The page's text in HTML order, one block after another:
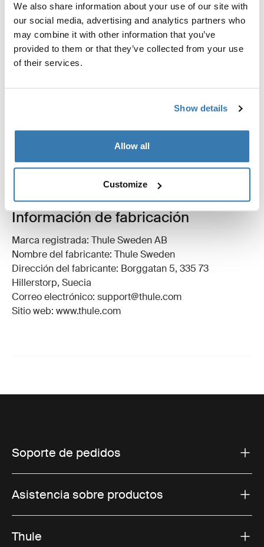
We also share information about your use of our site with
our social media, advertising and analytics partners who
may combine it with other information that you’ve
provided to them or that they’ve collected from your use
of their services.
Show details
Allow all
Customize
Mosquitera con cremallera para evitar que la suciedad
y los parásitos entren en tu tienda de campaña.
Reseñas
Información de fabricación
Marca registrada: Thule Sweden AB
Nombre del fabricante: Thule Sweden
Dirección del fabricante: Borggatan 5, 335 73
Hillerstorp, Suecia
Correo electrónico: support@thule.com
Sitio web: www.thule.com
Soporte de pedidos
Asistencia sobre productos
Thule